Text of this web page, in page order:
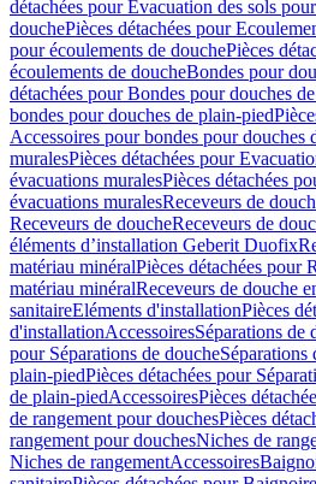
détachées pour Evacuation des sols
douchePièces détachées pour
pour écoulements de douchePièces
écoulements de doucheBondes pour
détachées pour Bondes pour douches
bondes pour douches de plain-pied
Accessoires pour bondes pour douches
muralesPièces détachées pour
évacuations muralesPièces détachées
évacuations muralesReceveurs de
Receveurs de doucheReceveurs de
éléments d’installation Geberit Duofix
matériau minéralPièces détachées pour
matériau minéralReceveurs de douche
sanitaireEléments d'installationPièces
d'installationAccessoiresSéparations de
pour Séparations de doucheSéparations
plain-piedPièces détachées pour
de plain-piedAccessoiresPièces
de rangement pour douchesPièces
rangement pour douchesNiches de
Niches de rangementAccessoires